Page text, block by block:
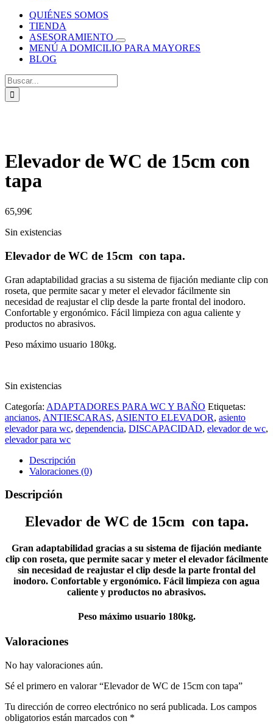
QUIÉNES SOMOS
TIENDA
ASESORAMIENTO
MENÚ A DOMICILIO PARA MAYORES
BLOG
Buscar:
Elevador de WC de 15cm con
tapa
65,99€
Sin existencias
Elevador de WC de 15cm con tapa.
Gran adaptabilidad gracias a su sistema de fijación mediante clip con
roseta, que permite sacar y meter el elevador fácilmente sin
necesidad de reajustar el clip desde la parte frontal del inodoro.
Confortable y ergonómico. Fácil limpieza con agua caliente y
productos no abrasivos.
Peso máximo usuario 180kg.
Sin existencias
Categoría: ADAPTADORES PARA WC Y BAÑO Etiquetas:
ancianos, ANTIESCARAS, ASIENTO ELEVADOR, asiento
elevador para wc, dependencia, DISCAPACIDAD, elevador de wc,
elevador para wc
Descripción
Valoraciones (0)
Descripción
Elevador de WC de 15cm con tapa.
Gran adaptabilidad gracias a su sistema de fijación mediante
clip con roseta, que permite sacar y meter el elevador fácilmente
sin necesidad de reajustar el clip desde la parte frontal del
inodoro. Confortable y ergonómico. Fácil limpieza con agua
caliente y productos no abrasivos.
Peso máximo usuario 180kg.
Valoraciones
No hay valoraciones aún.
Sé el primero en valorar “Elevador de WC de 15cm con tapa”
Tu dirección de correo electrónico no será publicada. Los campos
obligatorios están marcados con *